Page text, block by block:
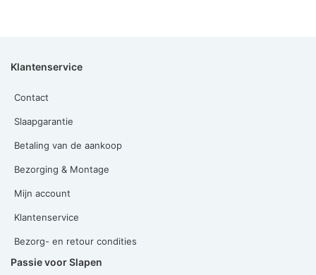
Klantenservice
Contact
Slaapgarantie
Betaling van de aankoop
Bezorging & Montage
Mijn account
Klantenservice
Bezorg- en retour condities
Passie voor Slapen